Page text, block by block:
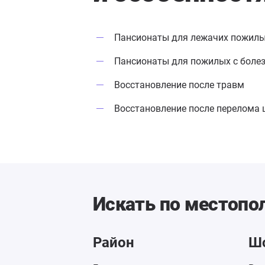
Пансионаты для лежачих
Пансионаты для пожилых с
Восстановление после травм
Восстановление после перелома
Искать по
Район